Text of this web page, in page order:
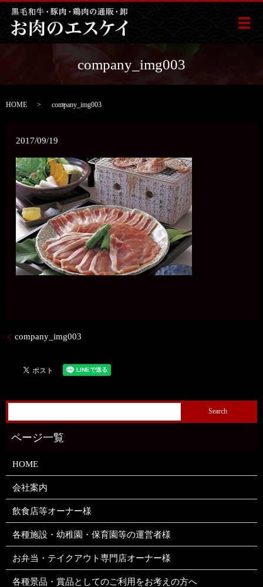
メ
company_img003
HOME company_img003
2017/09/19
company_img003
HOME
会社案内
飲食店等オーナー様
各種施設・幼稚園・保育園等の運営者様
お弁当・テイクアウト専門店オーナー様
各種景品・賞品としてのご利用をお考えの方へ